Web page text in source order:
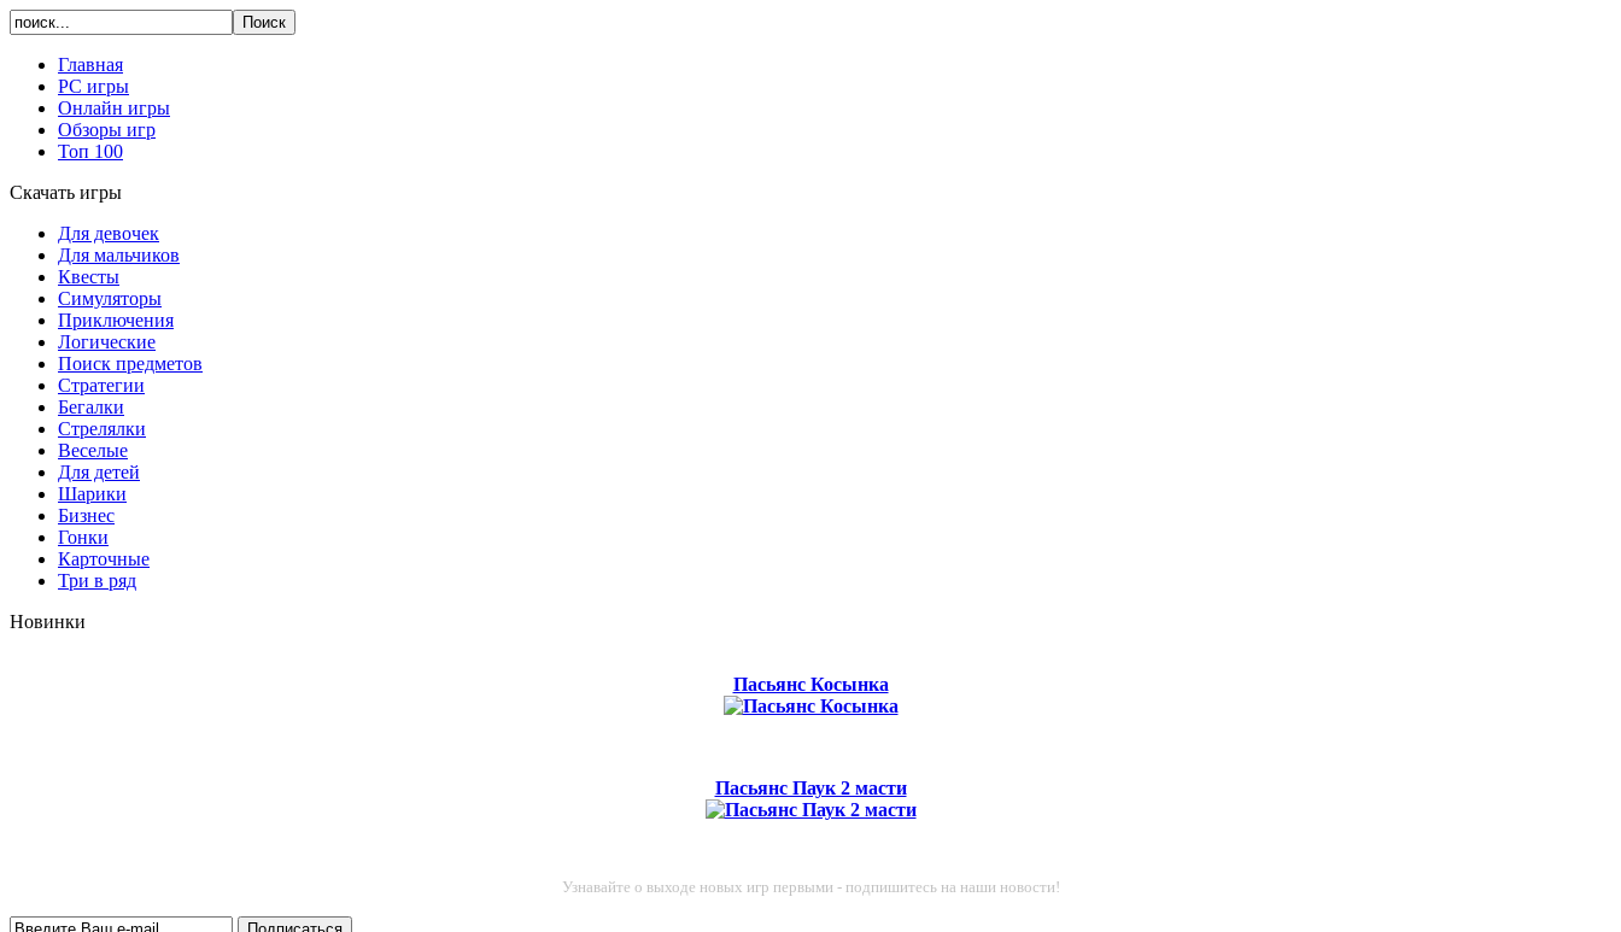
Главная
PC игры
Онлайн игры
Обзоры игр
Топ 100
Скачать игры
Для девочек
Для мальчиков
Квесты
Симуляторы
Приключения
Логические
Поиск предметов
Стратегии
Бегалки
Стрелялки
Веселые
Для детей
Шарики
Бизнес
Гонки
Карточные
Три в ряд
Новинки
Пасьянс Косынка
Пасьянс Паук 2 масти
Узнавайте о выходе новых игр первыми - подпишитесь на наши новости!